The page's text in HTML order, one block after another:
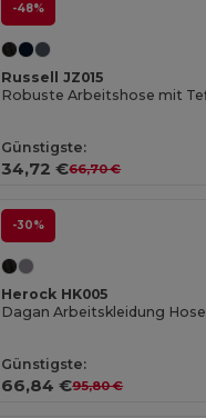
-48%
Russell JZ015
Günstigste:
34,72 €66,70 €
-30%
Herock HK005
Dagan Arbeitskleidung Hose
Günstigste:
66,84 €95,80 €